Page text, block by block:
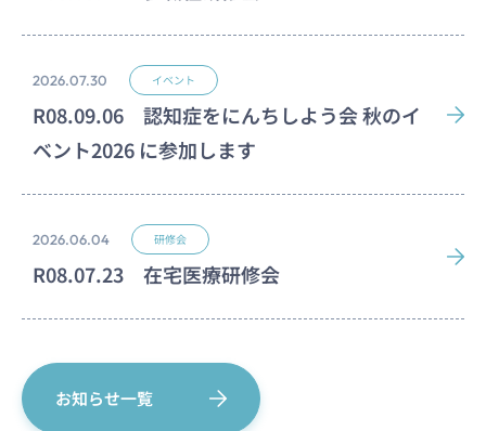
2026.07.30 イベント
R08.09.06 認知症をにんちしよう会 秋のイ
ベント2026 に参加します
2026.06.04 研修会
R08.07.23 在宅医療研修会
お知らせ一覧